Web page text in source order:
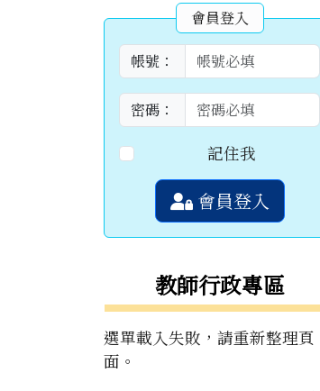
會員登入
帳號：
密碼：
記住我
會員登入
教師行政專區
選單載入失敗，請重新整理頁
面。